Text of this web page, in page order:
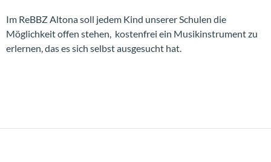
Im ReBBZ Altona soll jedem Kind unserer Schulen die
Möglichkeit offen stehen, kostenfrei ein Musikinstrument zu
erlernen, das es sich selbst ausgesucht hat.